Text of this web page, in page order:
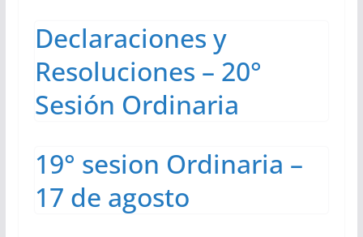
Declaraciones y
Resoluciones – 20°
Sesión Ordinaria
19° sesion Ordinaria –
17 de agosto